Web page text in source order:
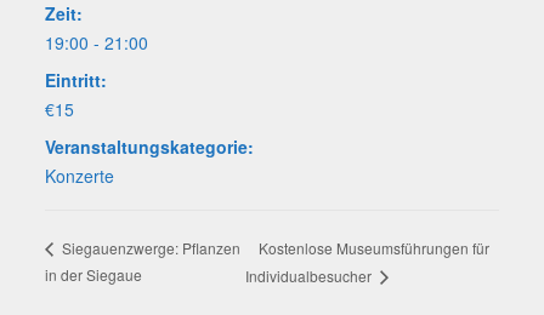
Zeit:
19:00 - 21:00
Eintritt:
€15
Veranstaltungskategorie:
Konzerte
Sie­gau­enzwer­ge: Pflan­zen
in der Siegaue
Kos­ten­lo­se Muse­ums­füh­run­gen für
Individualbesucher